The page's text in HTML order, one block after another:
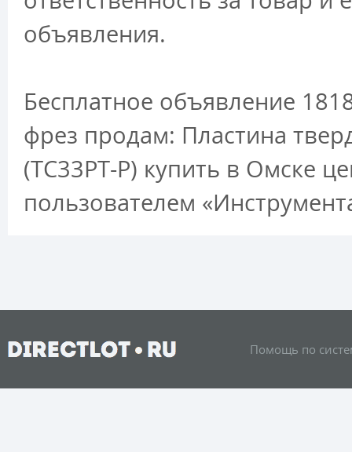
объявления.
Бесплатное объявление
фрез продам: Пластина
(ТС33РТ-Р) купить в Омске
пользователем
Помощь по